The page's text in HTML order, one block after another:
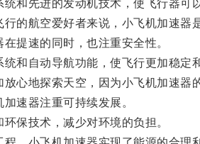
先进的发动机技术，使飞行器可以
航空爱好者来说，小飞机加速器是
速的同时，也注重安全性。
自动导航功能，使飞行更加稳定和
地探索天空，因为小飞机加速器
速器注重可持续发展。
技术，减少对环境的负担。